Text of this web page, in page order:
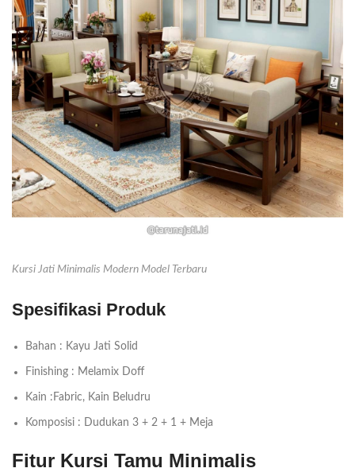
Kursi Jati Minimalis Modern Model Terbaru
Spesifikasi Produk
Bahan : Kayu Jati Solid
Finishing : Melamix Doff
Kain :Fabric, Kain Beludru
Komposisi : Dudukan 3 + 2 + 1 + Meja
Fitur Kursi Tamu Minimalis